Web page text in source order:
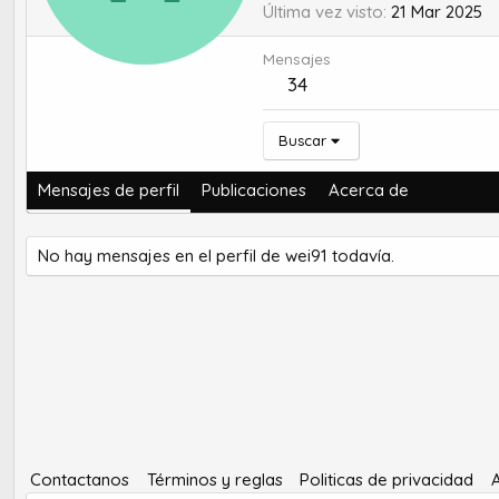
Última vez visto 21 Mar 2025
Mensajes
34
Buscar
Mensajes de perfil Publicaciones Acerca de
No hay mensajes en el perfil de wei91 todavía.
Contactanos Términos y reglas Politicas de privacidad